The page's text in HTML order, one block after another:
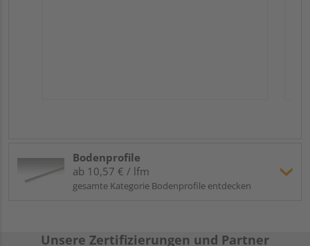
Bodenprofile
ab 10,57 € / lfm
gesamte Kategorie Bodenprofile entdecken
Unsere Zertifizierungen und Partner